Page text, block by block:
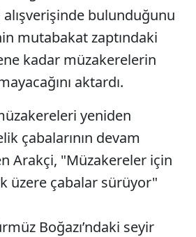
bulunduğunu
mutabakat zaptındaki
kadar müzakerelerin
aktardı.
yeniden
çabalarının devam
Arakçi, "Müzakereler için
üzere çabalar sürüyor"
Boğazı’ndaki seyir